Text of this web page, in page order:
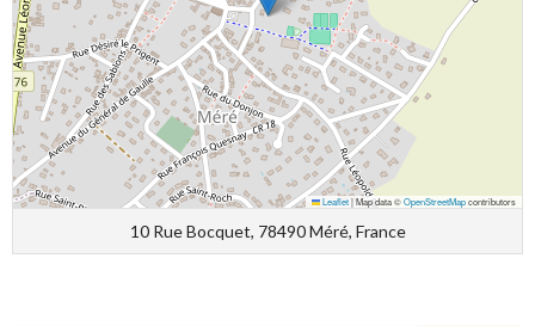
Leaflet|Map data ©OpenStreetMapcontributors
10 Rue Bocquet, 78490 Méré, France